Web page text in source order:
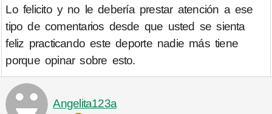
Lo felicito y no le debería prestar atención a ese
tipo de comentarios desde que usted se sienta
feliz practicando este deporte nadie más tiene
porque opinar sobre esto.
Angelita123a